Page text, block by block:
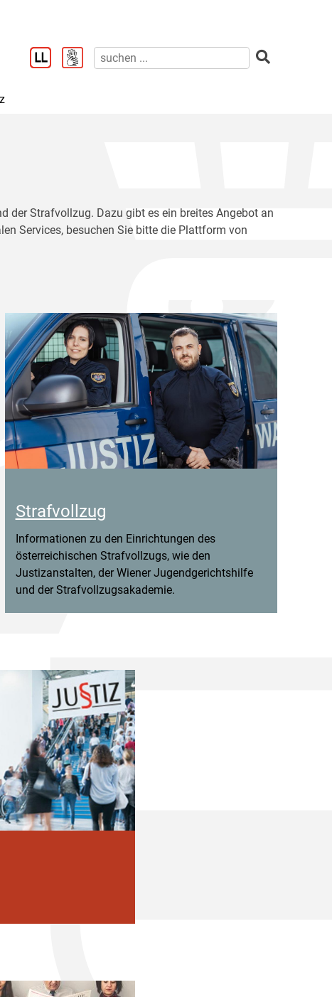
der Strafvollzug. Dazu gibt es ein breites Angebot an
Services, besuchen Sie bitte die Plattform von
Strafvollzug
Informationen zu den Einrichtungen des
österreichischen Strafvollzugs, wie den
Justizanstalten, der Wiener Jugendgerichtshilfe
und der Strafvollzugsakademie.